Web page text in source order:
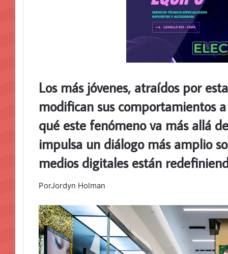
Los más jóvenes, atraídos por
modifican sus comportamientos
qué este fenómeno va más allá
impulsa un diálogo más amplio
medios digitales están
PorJordyn Holman